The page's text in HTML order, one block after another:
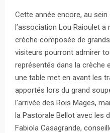
Cette année encore, au sein
l’association Lou Raioulet a
crèche composée de
visiteurs pourront admirer
représentés dans la crèche
une table met en avant les
apportés lors du grand
l’arrivée des Rois Mages,
la Pastorale Bellot avec les
Fabiola Casagrande,